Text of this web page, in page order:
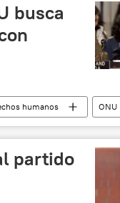
busca
humanos
ONU
partido